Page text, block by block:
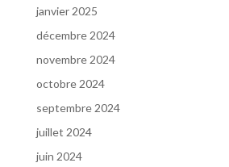
janvier 2025
décembre 2024
novembre 2024
octobre 2024
septembre 2024
juillet 2024
juin 2024